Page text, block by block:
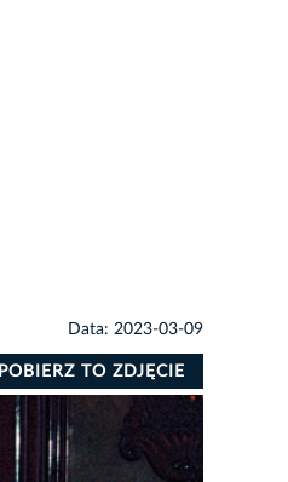
Data: 2023-03-09
POBIERZ TO ZDJĘCIE